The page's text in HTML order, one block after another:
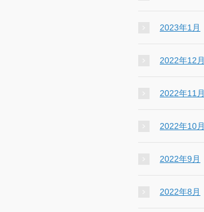
2023年1月
2022年12月
2022年11月
2022年10月
2022年9月
2022年8月